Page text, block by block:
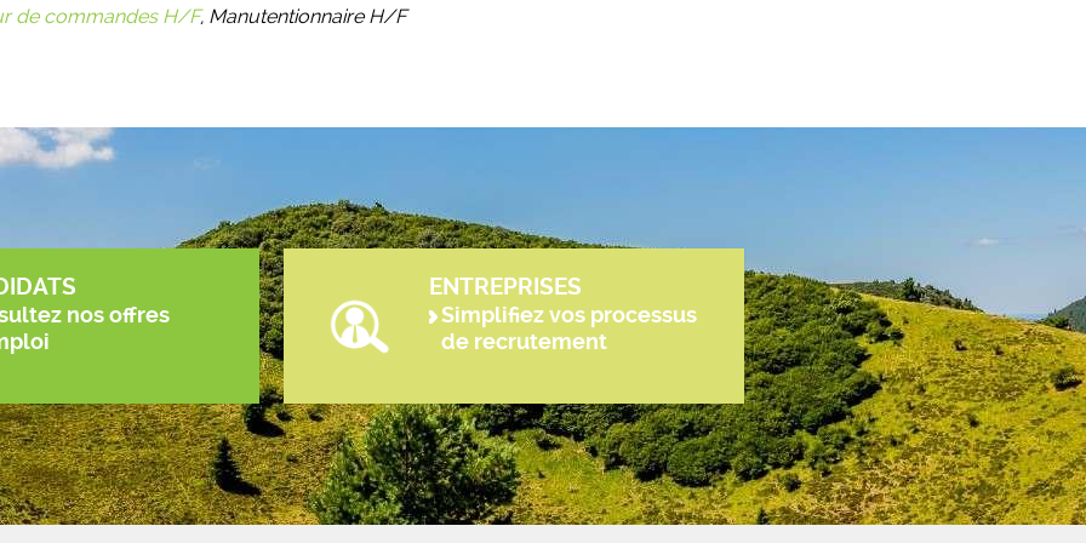
de commandes H/F, Manutentionnaire H/F
nos offres
ENTREPRISES
Simplifiez vos processus
de recrutement